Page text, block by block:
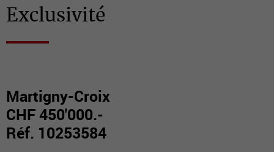
Exclusivité
Martigny-Croix
CHF 450'000.-
Réf. 10253584